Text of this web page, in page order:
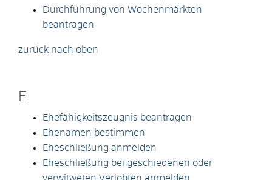
Durchführung von Wochenmärkten
beantragen
zurück nach oben
E
Ehefähigkeitszeugnis beantragen
Ehenamen bestimmen
Eheschließung anmelden
Eheschließung bei geschiedenen oder
verwitweten Verlobten anmelden